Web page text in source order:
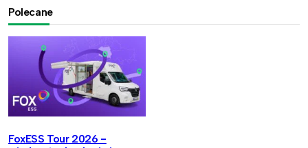
Polecane
FoxESS Tour 2026 -